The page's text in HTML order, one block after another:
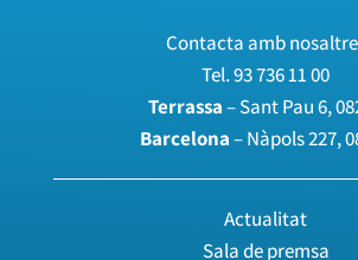
Contacta amb
Tel.93 736 11 00
Terrassa– Sant Pau 6,
Barcelona– Nàpols 227,
Actualitat
Sala de premsa